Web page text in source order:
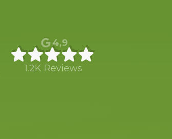
4,9
1.2K Reviews